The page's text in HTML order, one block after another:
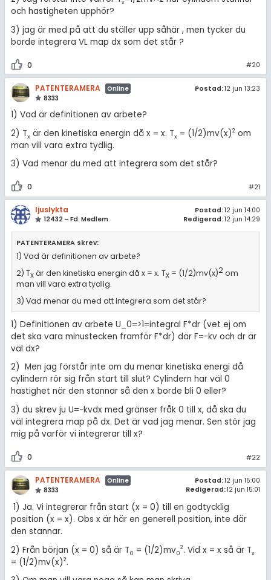
x
och hastigheten upphör?
3) jag är med på att du ställer upp såhär , men tycker du
borde integrera VL map dx som det står ?
0 #20
PATENTERAMERA
Online
8333
Postad:12 jun 13:23
1) Vad är definitionen av arbete?
2) Txär den kinetiska energin då x = x. Tx= (1/2)mv(x)2 om
man vill vara extra tydlig.
3) Vad menar du med att integrera som det står?
0 #21
ljuslykta
12432 – Fd. Medlem
Postad:12 jun 14:00
Redigerad:12 jun 14:29
PATENTERAMERA skrev:
1) Vad är definitionen av arbete?
2) Txär den kinetiska energin då x = x. Tx= (1/2)mv(x)2om
man vill vara extra tydlig.
3) Vad menar du med att integrera som det står?
1) Definitionen av arbete U_0=>1=integral F*dr (vet ej om
det ska vara minustecken framför F*dr) där F=-kv och dr är
väl dx?
2) Men jag förstår inte om du menar kinetiska energi då
cylindern rör sig från start till slut? Cylindern har väl 0
hastighet när den stannar så den x borde bli 0 eller?
3) du skrev ju U=-kvdx med gränser fråk 0 till x, då ska du
väl integrera map på dx. Det är vad jag menar. Sen stör jag
mig på varför vi integrerar till x?
0 #22
PATENTERAMERA
Online
8333
Postad:12 jun 15:00
Redigerad:12 jun 15:01
1) Ja. Vi integrerar från start (x = 0) till en godtycklig
position (x = x). Obs x är här en generell position, inte där
den stannar.
2) Från början (x = 0) så är T0 = (1/2)mv0
2. Vid x = x så är Tx
= (1/2)mv(x)2.